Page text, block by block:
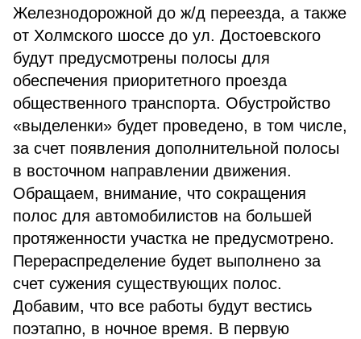
Железнодорожной до ж/д переезда, а также
от Холмского шоссе до ул. Достоевского
будут предусмотрены полосы для
обеспечения приоритетного проезда
общественного транспорта. Обустройство
«выделенки» будет проведено, в том числе,
за счет появления дополнительной полосы
в восточном направлении движения.
Обращаем, внимание, что сокращения
полос для автомобилистов на большей
протяженности участка не предусмотрено.
Перераспределение будет выполнено за
счет сужения существующих полос.
Добавим, что все работы будут вестись
поэтапно, в ночное время. В первую